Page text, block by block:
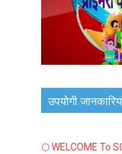
उपयोगी
🌕 WELCOME To